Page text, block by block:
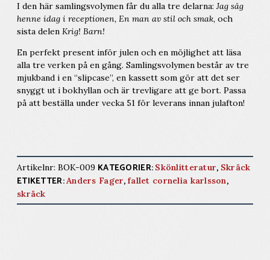
I den här samlingsvolymen får du alla tre delarna: Jag såg
henne idag i receptionen, En man av stil och smak, och
sista delen Krig! Barn!
En perfekt present inför julen och en möjlighet att läsa
alla tre verken på en gång. Samlingsvolymen består av tre
mjukband i en “slipcase”, en kassett som gör att det ser
snyggt ut i bokhyllan och är trevligare att ge bort. Passa
på att beställa under vecka 51 för leverans innan julafton!
Artikelnr: BOK-009 KATEGORIER: Skönlitteratur, Skräck
ETIKETTER:Anders Fager,fallet cornelia karlsson,
skräck